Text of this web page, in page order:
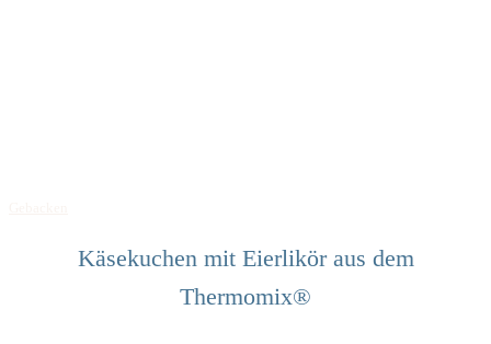
Käsekuchen mit Eierlikör aus dem
Thermomix®